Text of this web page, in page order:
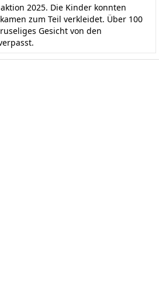
2025. Die Kinder konnten
zum Teil verkleidet. Über 100
Gesicht von den